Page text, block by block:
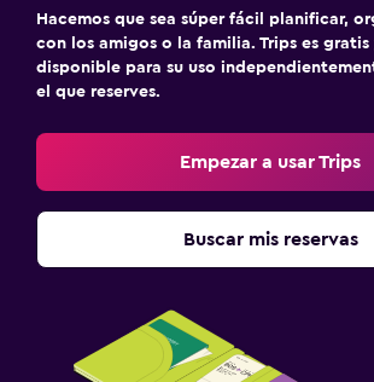
Hacemos que sea súper fácil planificar,
con los amigos o la familia. Trips es gratis
disponible para su uso
el que reserves.
Empezar a usar Trips
Buscar mis reservas